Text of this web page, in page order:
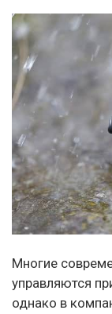
Многие
управляются
однако в